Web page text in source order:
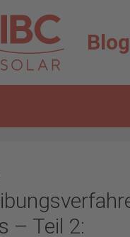
Blog
– Teil 2: